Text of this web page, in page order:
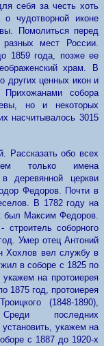
себя за честь хоть
чудотворной иконе
Помолиться перед
мест России.
1859 года, позже ее
храм. В
других ценных икон и
собора
но и некоторых
насчитывалось 3015
Рассказать обо всех
только имена
деревянной церкви
Федоров. Почти в
В 1782 году на
был Максим Федоров.
соборного
Умер отец Антоний
Хохлов вел службу в
в соборе с 1825 по
на протоиерея
1875 год, протоиерея
(1848-1890),
последних
укажем на
с 1887 до 1920-х